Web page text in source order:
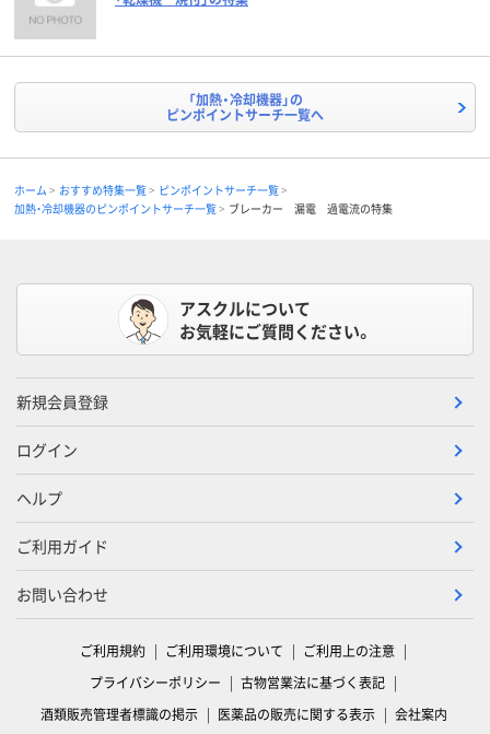
「加熱・冷却機器」の
ピンポイントサーチ一覧へ
ホーム おすすめ特集一覧
ピンポイントサーチ一覧
加熱・冷却機器のピンポイントサーチ一覧
ブレーカー 漏電 過電流の特集
アスクルについて
お気軽にご質問ください。
新規会員登録
ログイン
ヘルプ
ご利用ガイド
お問い合わせ
ご利用規約 ご利用環境について
ご利用上の注意
プライバシーポリシー
古物営業法に基づく表記
酒類販売管理者標識の掲示
医薬品の販売に関する表示 会社案内